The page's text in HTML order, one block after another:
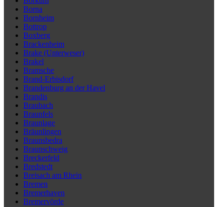
Borna
Bornheim
Bottrop
Boxberg
Brackenheim
Brake (Unterweser)
Brakel
Bramsche
Brand-Erbisdorf
Brandenburg an der Havel
Brandis
Braubach
Braunfels
Braunlage
Bräunlingen
Braunsbedra
Braunschweig
Breckerfeld
Bredstedt
Breisach am Rhein
Bremen
Bremerhaven
Bremervörde